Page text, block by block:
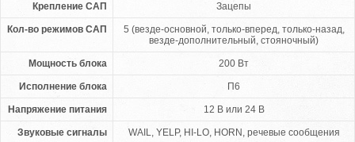
Крепление САП Зацепы
Кол-во режимов САП
5 (везде-основной, только-вперед, только-назад,
везде-дополнительный, стояночный)
Мощность блока 200 Вт
Исполнение блока П6
Напряжение питания 12 В или 24 В
Звуковые сигналы WAIL, YELP, HI-LO, HORN, речевые сообщения